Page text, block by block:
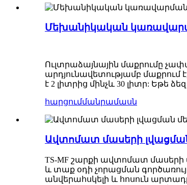
Մեխանիկական
Ուլտրաձայնային մաքրումը
արդյունավետությամբ
է 2 լիտրից մինչև 30 լիտր: Եթե
հարցումմանրամասն
Ավտոմատ մասերի
TS-MF շարքի ավտոմատ
և տաք օդի չորացման
անվերահսկելի և հոսուն